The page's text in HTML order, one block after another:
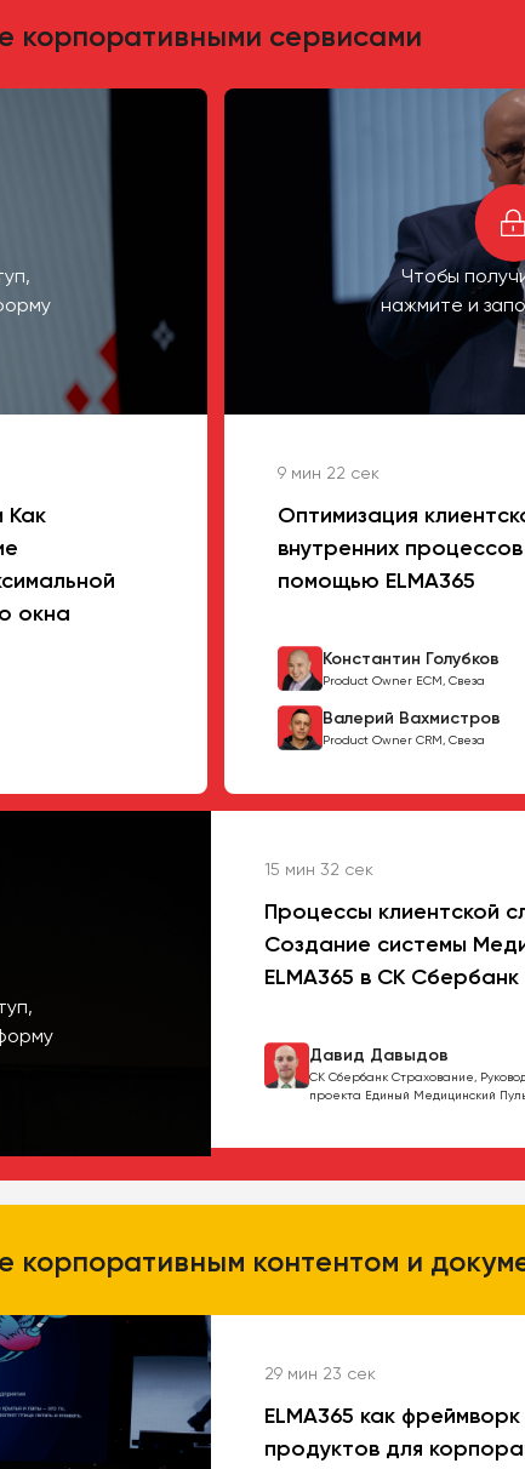
корпоративными сервисами
Как
окна
Чтобы
нажмите и
9 мин 22 сек
Оптимизация
внутренних
помощью ELMA365
Константин Голубков
Product Owner ECM, Свеза
Валерий Вахмистров
Product Owner CRM, Свеза
15 мин 32 сек
Процессы клиентской
Создание системы
ELMA365 в СК
Давид Давыдов
СК Сбербанк Страхование,
проекта Единый Медицинский
корпоративным контентом и
29 мин 23 сек
ELMA365 как
продуктов для